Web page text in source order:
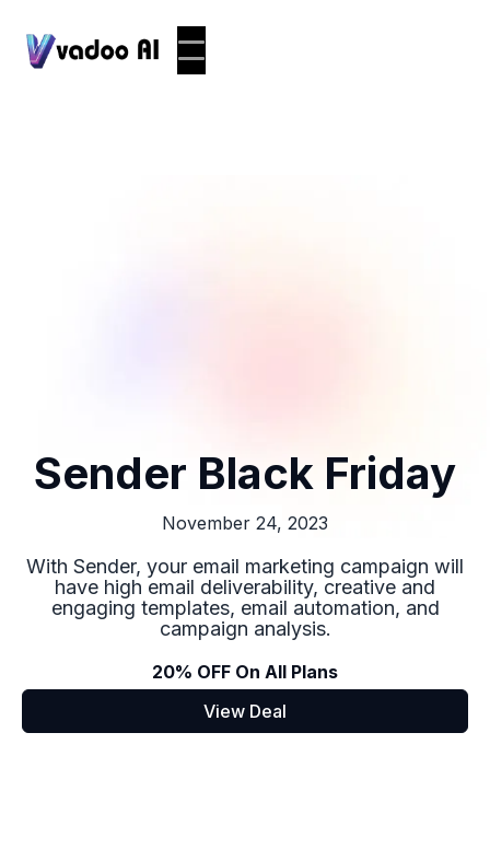
Sender Black Friday
November 24, 2023
With Sender, your email marketing campaign will
have high email deliverability, creative and
engaging templates, email automation, and
campaign analysis.
20% OFF On All Plans
View Deal